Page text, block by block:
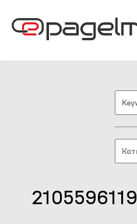
2105596119